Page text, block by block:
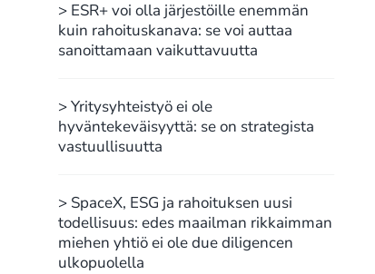
> ESR+ voi olla järjestöille enemmän
kuin rahoituskanava: se voi auttaa
sanoittamaan vaikuttavuutta
> Yritysyhteistyö ei ole
hyväntekeväisyyttä: se on strategista
vastuullisuutta
> SpaceX, ESG ja rahoituksen uusi
todellisuus: edes maailman rikkaimman
miehen yhtiö ei ole due diligencen
ulkopuolella